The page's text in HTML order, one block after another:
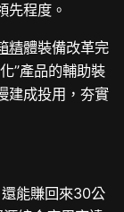
先程度。
精體裝備改革完
”產品的輔助裝
建成投用，夯實
能賺回來30公